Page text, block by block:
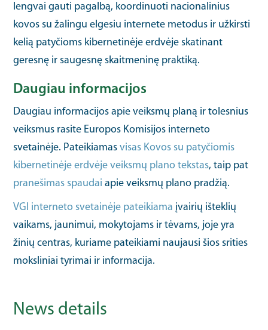
lengvai gauti pagalbą, koordinuoti nacionalinius
kovos su žalingu elgesiu internete metodus ir užkirsti
kelią patyčioms kibernetinėje erdvėje skatinant
geresnę ir saugesnę skaitmeninę praktiką.
Daugiau informacijos
Daugiau informacijos apie veiksmų planą ir tolesnius
veiksmus rasite Europos Komisijos interneto
svetainėje. Pateikiamasvisas Kovos su patyčiomis
kibernetinėje erdvėje veiksmų plano tekstas, taip pat
pranešimas spaudai apie veiksmų plano pradžią.
VGI interneto svetainėje pateikiama įvairių išteklių
vaikams, jaunimui, mokytojams ir tėvams, joje yra
žinių centras, kuriame pateikiami naujausi šios srities
moksliniai tyrimai ir informacija.
News details